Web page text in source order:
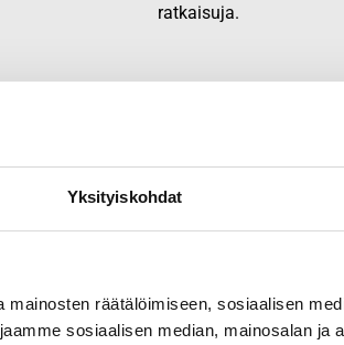
Yksityiskohdat
räätälöimiseen, sosiaalisen
sosiaalisen median, mainosalan ja
ratkaisuja.